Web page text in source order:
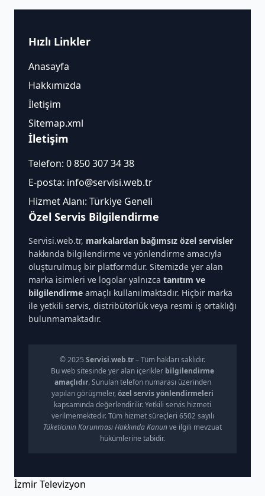
Hızlı Linkler
Anasayfa
Hakkımızda
İletişim
Sitemap.xml
İletişim
Telefon: 0 850 307 34 38
E-posta: info@servisi.web.tr
Hizmet Alanı: Türkiye Geneli
Özel Servis Bilgilendirme
Servisi.web.tr, markalardan bağımsız özel servisler
hakkında bilgilendirme ve yönlendirme amacıyla
oluşturulmuş bir platformdur. Sitemizde yer alan
marka isimleri ve logolar yalnızca tanıtım ve
bilgilendirme amaçlı kullanılmaktadır. Hiçbir marka
ile yetkili servis, distribütörlük veya resmi iş ortaklığı
bulunmamaktadır.
© 2025 Servisi.web.tr– Tüm hakları saklıdır.
Bu web sitesinde yer alan içerikler bilgilendirme
amaçlıdır. Sunulan telefon numarası üzerinden
yapılan görüşmeler, özel servis yönlendirmeleri
kapsamında değerlendirilir. Yetkili servis hizmeti
verilmemektedir. Tüm hizmet süreçleri 6502 sayılı
Tüketicinin Korunması Hakkında Kanunve ilgili mevzuat
hükümlerine tabidir.
İzmir Televizyon